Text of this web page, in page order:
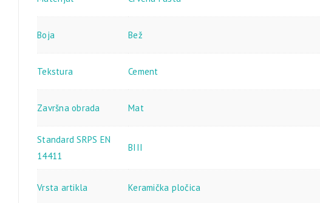
Boja Bež
Tekstura Cement
Završna obrada Mat
Standard SRPS EN
14411
BIII
Vrsta artikla Keramička pločica